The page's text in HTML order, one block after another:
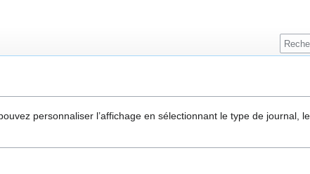
personnaliser l’affichage en sélectionnant le type de journal,